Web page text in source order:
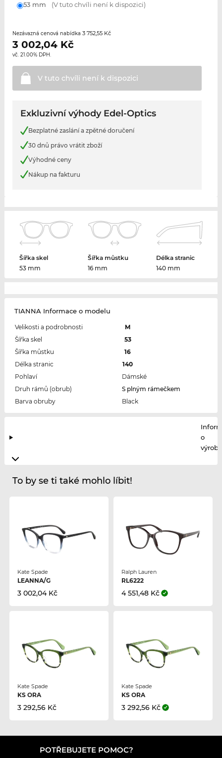
53 mm (V tuto chvíli není k dispozici)
Nezávazná cenová nabídka 3 752,55 Kč
3 002,04Kč
vč. 21.00% DPH.
V tuto chvíli není k dispozici
Exkluzivní výhody Edel-Optics
Bezplatné zaslání a zpětné doručení
30 dnů právo vrátit zboží
Výhodné ceny
Nákup na fakturu
Šířka skel
53 mm
Šířka můstku
16 mm
Délka stranic
140 mm
TIANNA Informace o modelu
Velikosti a podrobnosti
M
Šířka skel
53
Šířka můstku
16
Délka stranic
140
Pohlaví
Dámské
Druh rámů (obrub)
S plným rámečkem
Barva obruby
Black
o
To by se ti také mohlo líbit!
Kate Spade
LEANNA/G
3 002,04 Kč
Ralph Lauren
RL6222
4 551,48 Kč
Kate Spade
KS ORA
3 292,56 Kč
Kate Spade
KS ORA
3 292,56 Kč
POTŘEBUJETE POMOC?